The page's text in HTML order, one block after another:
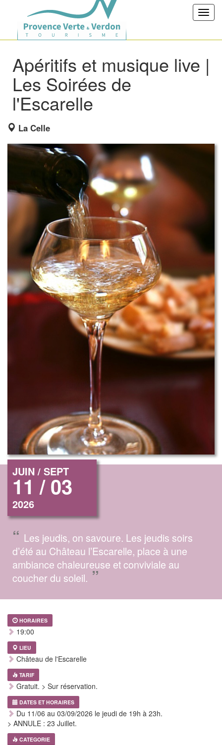
Apéritifs et musique live |
Les Soirées de
l'Escarelle
La Celle
JUIN / SEPT
11 / 03
2026
“ Les jeudis, on savoure. Les jeudis soirs
d’été au Château l’Escarelle, place à une
ambiance chaleureuse et conviviale au
coucher du soleil. ”
HORAIRES
19:00
LIEU
Château de l'Escarelle
TARIF
Gratuit. > Sur réservation.
DATES ET HORAIRES
Du 11/06 au 03/09/2026 le jeudi de 19h à 23h.
> ANNULE : 23 Juillet.
CATEGORIE